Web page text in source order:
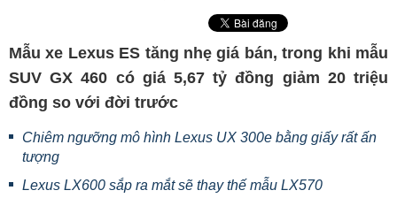
Mẫu xe Lexus ES tăng nhẹ giá bán, trong khi mẫu
SUV GX 460 có giá 5,67 tỷ đồng giảm 20 triệu
đồng so với đời trước
Chiêm ngưỡng mô hình Lexus UX 300e bằng giấy rất ấn
tượng
Lexus LX600 sắp ra mắt sẽ thay thế mẫu LX570